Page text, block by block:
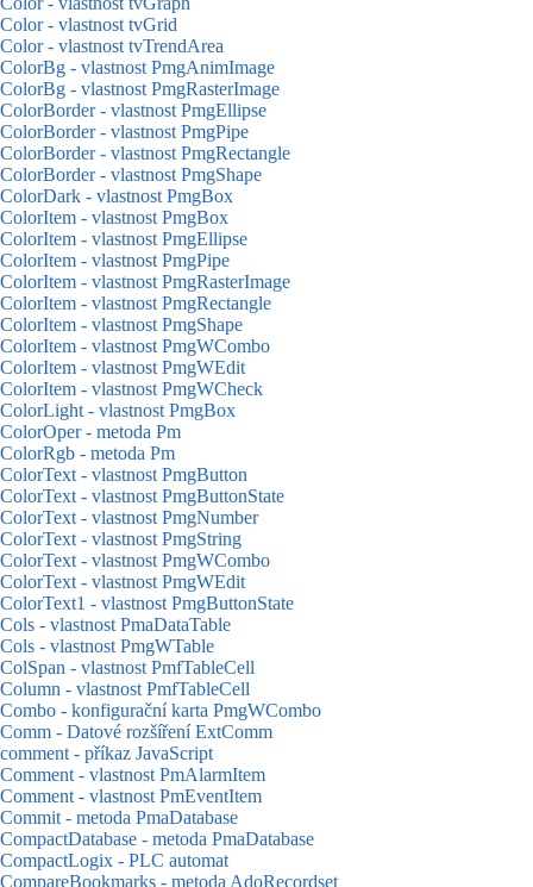
Color - vlastnost tvGrid
Color - vlastnost tvTrendArea
ColorBg - vlastnost PmgAnimImage
ColorBg - vlastnost PmgRasterImage
ColorBorder - vlastnost PmgEllipse
ColorBorder - vlastnost PmgPipe
ColorBorder - vlastnost PmgRectangle
ColorBorder - vlastnost PmgShape
ColorDark - vlastnost PmgBox
ColorItem - vlastnost PmgBox
ColorItem - vlastnost PmgEllipse
ColorItem - vlastnost PmgPipe
ColorItem - vlastnost PmgRasterImage
ColorItem - vlastnost PmgRectangle
ColorItem - vlastnost PmgShape
ColorItem - vlastnost PmgWCombo
ColorItem - vlastnost PmgWEdit
ColorItem - vlastnost PmgWCheck
ColorLight - vlastnost PmgBox
ColorOper - metoda Pm
ColorRgb - metoda Pm
ColorText - vlastnost PmgButton
ColorText - vlastnost PmgButtonState
ColorText - vlastnost PmgNumber
ColorText - vlastnost PmgString
ColorText - vlastnost PmgWCombo
ColorText - vlastnost PmgWEdit
ColorText1 - vlastnost PmgButtonState
Cols - vlastnost PmaDataTable
Cols - vlastnost PmgWTable
ColSpan - vlastnost PmfTableCell
Column - vlastnost PmfTableCell
Combo - konfigurační karta PmgWCombo
Comm - Datové rozšíření ExtComm
comment - příkaz JavaScript
Comment - vlastnost PmAlarmItem
Comment - vlastnost PmEventItem
Commit - metoda PmaDatabase
CompactDatabase - metoda PmaDatabase
CompactLogix - PLC automat
CompareBookmarks - metoda AdoRecordset